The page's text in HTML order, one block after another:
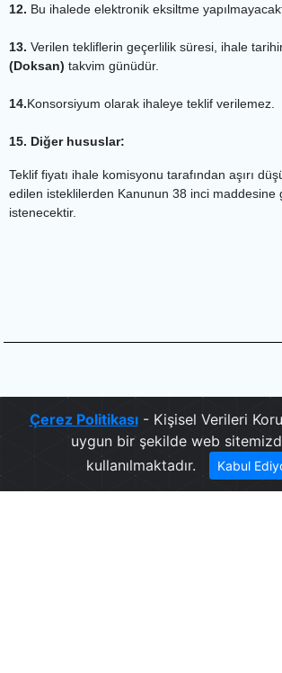
12. Bu ihalede elektronik eksiltme
13. Verilen tekliflerin geçerlilik süresi, ihale
(Doksan) takvim günüdür.
14.Konsorsiyum olarak ihaleye teklif verilemez.
15. Diğer hususlar:
Teklif fiyatı ihale komisyonu tarafından aşırı
edilen isteklilerden Kanunun 38 inci maddesine
istenecektir.
Çerez Politikası- Kişisel Verileri
uygun bir şekilde web
kullanılmaktadır.
Kabul